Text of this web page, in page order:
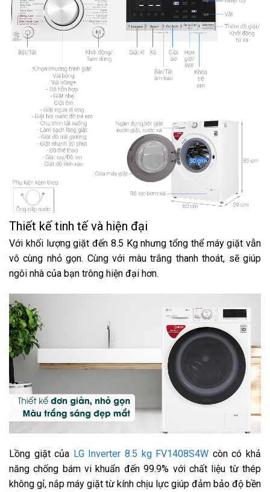
Chất liệu nắp máy:Kính chịu lực
Bảng điều khiển:
Song ngữ Anh - Việt, có nút xoay, màn hình hiển
thị
Số người sử dụng:Từ 3 - 5 người (8 - 9 kg)
Kích thước:Cao 85 cm - Ngang 60 cm - Sâu 59 cm
Khối lượng máy:
Nơi sản xuất:Việt Nam
Dòng sản phẩm:2020
Bảo hành chính hãng:
24 tháng
Thiết kế tinh tế và hiện đại
Với khối lượng giặt đến 8.5 Kg nhưng tổng thể máy giặt vẫn
vô cùng nhỏ gọn. Cùng với màu trắng thanh thoát, sẽ giúp
ngôi nhà của bạn trông hiện đại hơn.
Lồng giặt của LG Inverter 8.5 kg FV1408S4W còn có khả
năng chống bám vi khuẩn đến 99.9% với chất liệu từ thép
không gỉ, nắp máy giặt từ kính chịu lực giúp đảm bảo độ bền